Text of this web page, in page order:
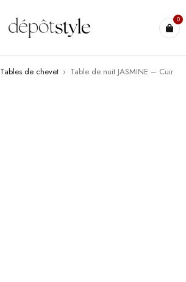
0
Tables de chevet › Table de nuit JASMINE – Cuir